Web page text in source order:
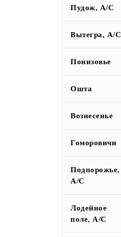
Пудож, А/С
Вытегра, А/С
Понизовье
Ошта
Вознесенье
Гоморовичи
Подпорожье,
А/С
Лодейное
поле, А/С